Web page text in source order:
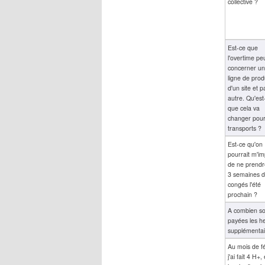
Est-ce que
l'overtime
concerner
ligne de
d'un site et
autre.
que cela va
changer
transports ?
Est-ce qu'on
pourrait
de ne
3 semaines
congés l'été
prochain ?
A combien
payées les
Au mois de
j'ai fait 4 H+,